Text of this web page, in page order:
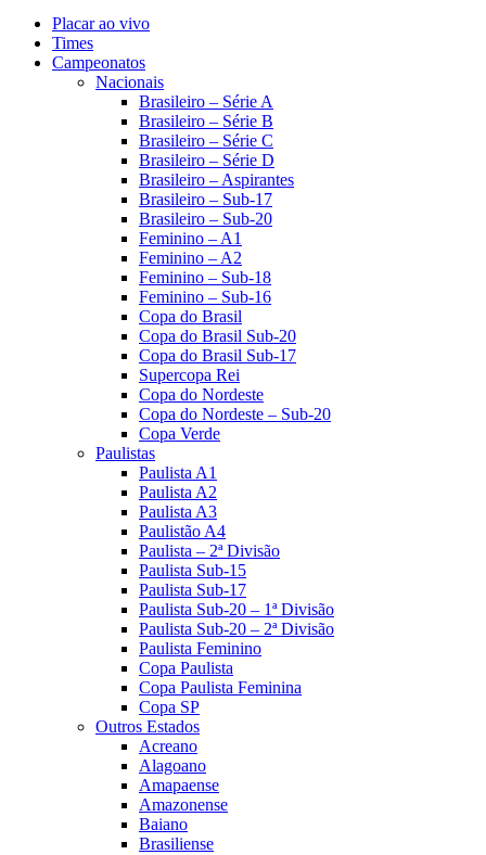
Placar ao vivo
Times
Campeonatos
Nacionais
Brasileiro – Série A
Brasileiro – Série B
Brasileiro – Série C
Brasileiro – Série D
Brasileiro – Aspirantes
Brasileiro – Sub-17
Brasileiro – Sub-20
Feminino – A1
Feminino – A2
Feminino – Sub-18
Feminino – Sub-16
Copa do Brasil
Copa do Brasil Sub-20
Copa do Brasil Sub-17
Supercopa Rei
Copa do Nordeste
Copa do Nordeste – Sub-20
Copa Verde
Paulistas
Paulista A1
Paulista A2
Paulista A3
Paulistão A4
Paulista – 2ª Divisão
Paulista Sub-15
Paulista Sub-17
Paulista Sub-20 – 1ª Divisão
Paulista Sub-20 – 2ª Divisão
Paulista Feminino
Copa Paulista
Copa Paulista Feminina
Copa SP
Outros Estados
Acreano
Alagoano
Amapaense
Amazonense
Baiano
Brasiliense